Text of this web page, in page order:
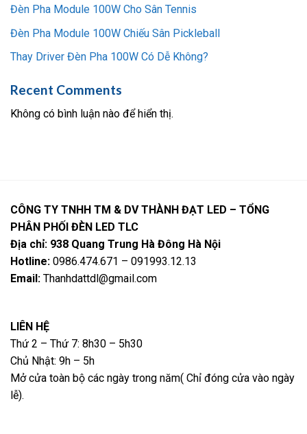
Đèn Pha Module 100W Cho Sân Tennis
Đèn Pha Module 100W Chiếu Sân Pickleball
Thay Driver Đèn Pha 100W Có Dễ Không?
Recent Comments
Không có bình luận nào để hiển thị.
CÔNG TY TNHH TM & DV THÀNH ĐẠT LED – TỔNG
PHÂN PHỐI ĐÈN LED TLC
Địa chỉ: 938 Quang Trung Hà Đông Hà Nội
Hotline: 0986.474.671 – 091993.12.13
Email: Thanhdattdl@gmail.com
LIÊN HỆ
Thứ 2 – Thứ 7: 8h30 – 5h30
Chủ Nhật: 9h – 5h
Mở cửa toàn bộ các ngày trong năm( Chỉ đóng cửa vào ngày
lễ).